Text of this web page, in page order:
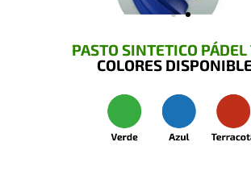
PASTO SINTETICO PÁDEL
COLORES